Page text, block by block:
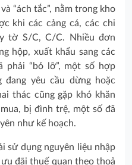
“ách tắc”, nằm trong kho
khi các cảng cá, các chi
tờ S/C, C/C. Nhiều đơn
hộp, xuất khẩu sang các
phải “bỏ lỡ”, một số hợp
yêu cầu dừng hoặc
thác cũng gặp khó khăn
mua, bị đình trệ, một số đã
như kế hoạch.
sử dụng nguyên liệu nhập
đãi thuế quan theo thoả